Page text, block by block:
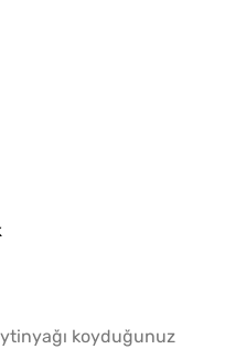
koyduğunuz